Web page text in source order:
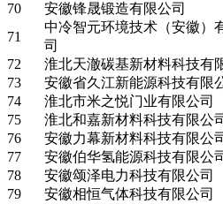
70
安徽锋晟锻造有限公司
71
中冷智元环境技术（安徽）
司
72
淮北天澈碳基新材料科技有
73
安徽省久江新能源科技有限
74
淮北市米之悦门业有限公司
75
淮北和嘉新材料科技有限公司
76
安徽力幕新材料科技有限公司
77
安徽伯华氢能源科技有限公司
78
安徽颂泽电力科技有限公司
79
安徽相恒气体科技有限公司